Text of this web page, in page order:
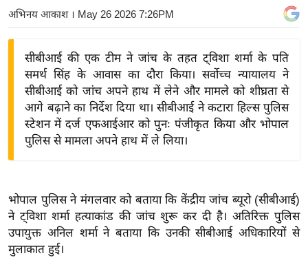
ज़
ने
द्यो
शे
ष
ज्ञ
रा
अभिनय आकाश। May 26 2026 7:26PM
सीबीआई की एक टीम ने जांच के तहत ट्विशा शर्मा के पति
समर्थ सिंह के आवास का दौरा किया। सर्वोच्च न्यायालय ने
सीबीआई को जांच अपने हाथ में लेने और मामले को शीघ्रता से
आगे बढ़ाने का निर्देश दिया था। सीबीआई ने कटारा हिल्स पुलिस
स्टेशन में दर्ज एफआईआर को पुनः पंजीकृत किया और भोपाल
पुलिस से मामला अपने हाथ में ले लिया।
भोपाल पुलिस ने मंगलवार को बताया कि केंद्रीय जांच ब्यूरो (सीबीआई)
ने ट्विशा शर्मा हत्याकांड की जांच शुरू कर दी है। अतिरिक्त पुलिस
उपायुक्त अनिल शर्मा ने बताया कि उनकी सीबीआई अधिकारियों से
मुलाकात हुई।